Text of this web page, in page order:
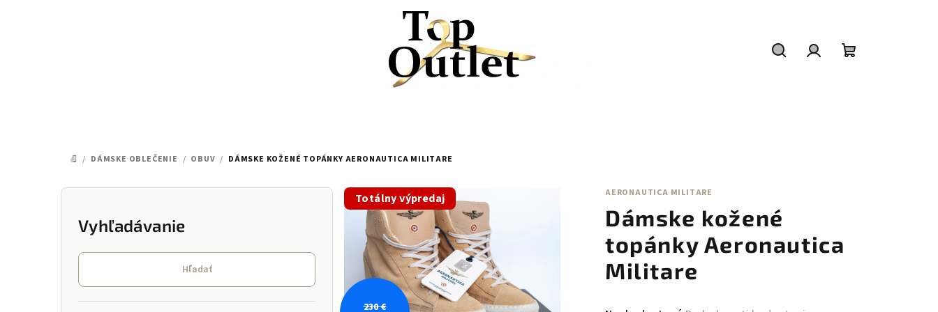
DOMOV
/ DÁMSKE OBLEČENIE / OBUV / DÁMSKE KOŽENÉ TOPÁNKY AERONAUTICA MILITARE
B
Vyhľadávanie
Hľadať
AERONAUTICA MILITARE
Dámske kožené
topánky Aeronautica
Militare
Totálny výpredaj
230 €